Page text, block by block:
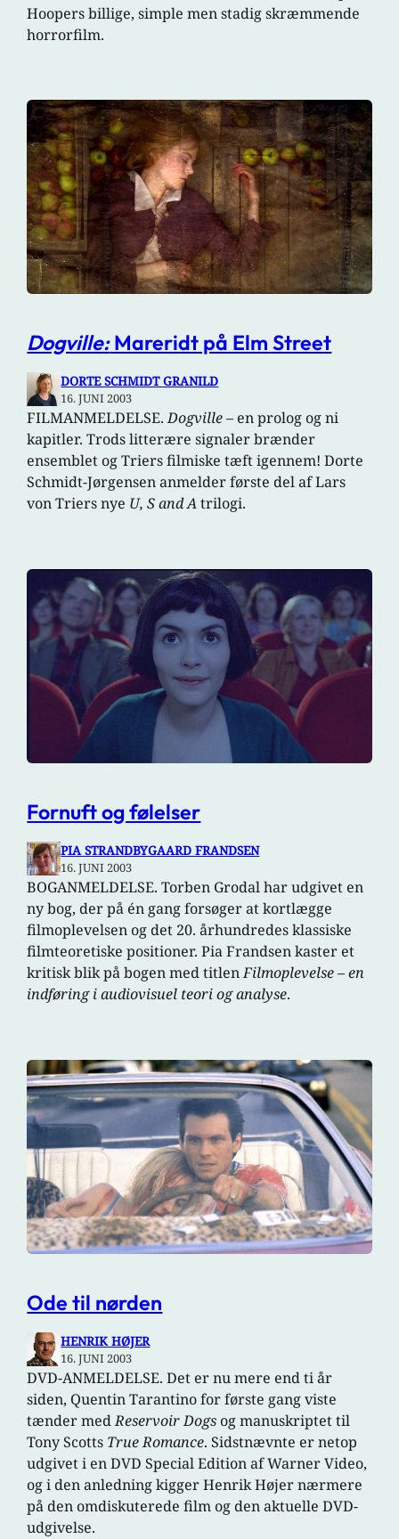
Hoopers billige, simple men stadig skræmmende
horrorfilm.
Dogville:Mareridt på Elm Street
DORTE SCHMIDT GRANILD
16. JUNI 2003
FILMANMELDELSE.Dogville– en prolog og ni
kapitler. Trods litterære signaler brænder
ensemblet og Triers filmiske tæft igennem! Dorte
Schmidt-Jørgensen anmelder første del af Lars
von Triers nye U, S and Atrilogi.
Fornuft og følelser
PIA STRANDBYGAARD FRANDSEN
16. JUNI 2003
BOGANMELDELSE. Torben Grodal har udgivet en
ny bog, der på én gang forsøger at kortlægge
filmoplevelsen og det 20. århundredes klassiske
filmteoretiske positioner. Pia Frandsen kaster et
kritisk blik på bogen med titlenFilmoplevelse – en
indføring i audiovisuel teori og analyse.
Ode til nørden
HENRIK HØJER
16. JUNI 2003
DVD-ANMELDELSE. Det er nu mere end ti år
siden, Quentin Tarantino for første gang viste
tænder medReservoir Dogs og manuskriptet til
Tony Scotts True Romance. Sidstnævnte er netop
udgivet i en DVD Special Edition af Warner Video,
og i den anledning kigger Henrik Højer nærmere
på den omdiskuterede film og den aktuelle DVD-
udgivelse.